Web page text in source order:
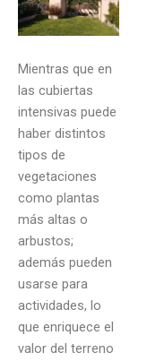
Mientras que en
las cubiertas
intensivas puede
haber distintos
tipos de
vegetaciones
como plantas
más altas o
arbustos;
además pueden
usarse para
actividades, lo
que enriquece el
valor del terreno